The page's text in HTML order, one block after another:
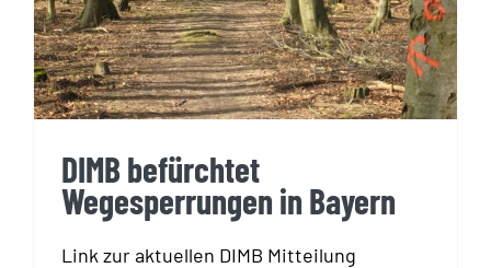
DIMB befürchtet
Wegesperrungen in Bayern
Link zur aktuellen DIMB Mitteilung